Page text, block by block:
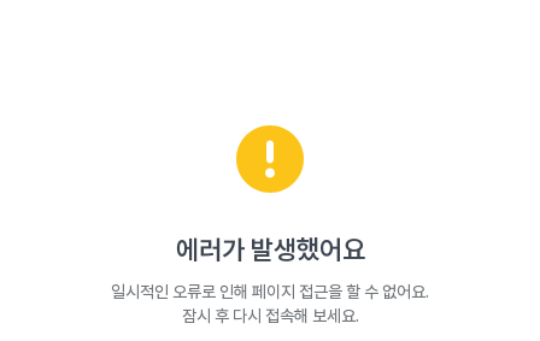
에러가 발생했어요
일시적인 오류로 인해 페이지 접근을 할 수 없어요.
잠시 후 다시 접속해 보세요.